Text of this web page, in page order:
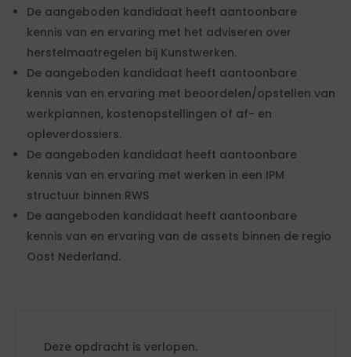
De aangeboden kandidaat heeft aantoonbare
kennis van en ervaring met het adviseren over
herstelmaatregelen bij Kunstwerken.
De aangeboden kandidaat heeft aantoonbare
kennis van en ervaring met beoordelen/opstellen van
werkplannen, kostenopstellingen of af- en
opleverdossiers.
De aangeboden kandidaat heeft aantoonbare
kennis van en ervaring met werken in een IPM
structuur binnen RWS
De aangeboden kandidaat heeft aantoonbare
kennis van en ervaring van de assets binnen de regio
Oost Nederland.
Deze opdracht is verlopen.